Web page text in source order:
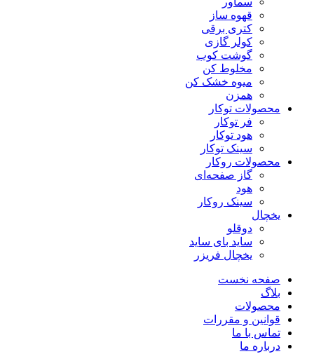
قهوه ساز
کتری برقی
کولر گازی
گوشت کوب
مخلوط کن
میوه خشک کن
همزن
محصولات توکار
فر توکار
هود توکار
سینک توکار
محصولات روکار
گاز صفحه‌ای
هود
سینک روکار
یخچال
دوقلو
ساید بای ساید
یخچال فریزر
صفحه نخست
بلاگ
محصولات
قوانین و مقررات
تماس با ما
درباره ما